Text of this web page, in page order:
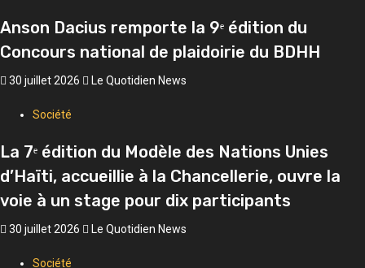
Anson Dacius remporte la 9ᵉ édition du
Concours national de plaidoirie du BDHH
30 juillet 2026 Le Quotidien News
Société
La 7ᵉ édition du Modèle des Nations Unies
d’Haïti, accueillie à la Chancellerie, ouvre la
voie à un stage pour dix participants
30 juillet 2026 Le Quotidien News
Société